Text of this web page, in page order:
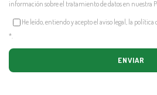
información sobre el tratamiento de datos en nuestra
He leído, entiendo y acepto el aviso legal, la
*.